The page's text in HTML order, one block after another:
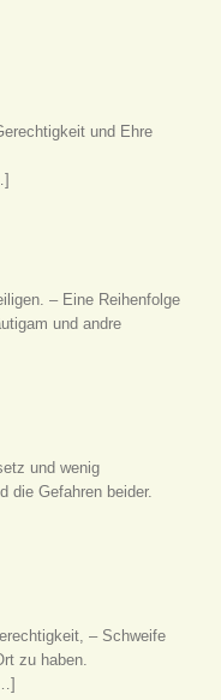
und Ehre
– Eine Reihenfolge
und andre
und wenig
die Gefahren beider.
– Schweife
zu haben.